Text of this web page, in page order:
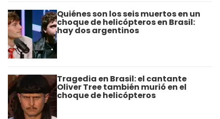
Quiénes son los seis muertos en un
choque de helicópteros en Brasil:
hay dos argentinos
Tragedia en Brasil: el cantante
Oliver Tree también murió en el
choque de helicópteros